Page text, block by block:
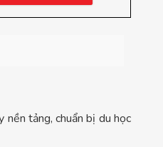
tảng, chuẩn bị du học